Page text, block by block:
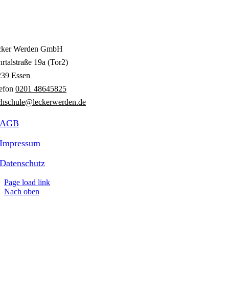
Werden GmbH
19a (Tor2)
Essen
0201 48645825
AGB
Impressum
Datenschutz
Page load link
Nach oben